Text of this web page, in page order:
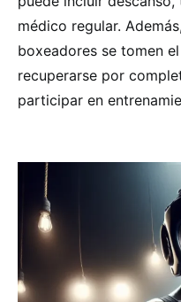
médico regular.
boxeadores se tomen
recuperarse por
participar en